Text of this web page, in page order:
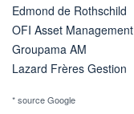
Edmond de Rothschild
OFI Asset Management
Groupama AM
Lazard Frères Gestion
* source Google